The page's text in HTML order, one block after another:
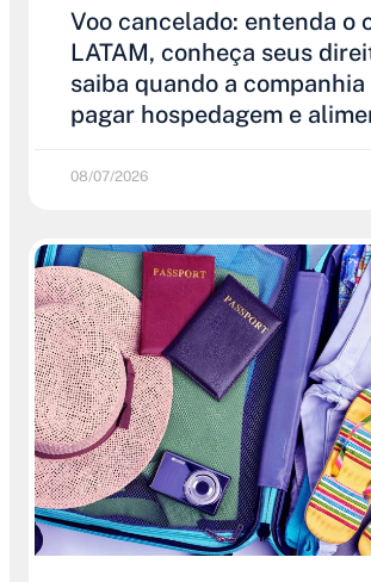
Voo cancelado: entenda o
LATAM, conheça seus
saiba quando a companhia
pagar hospedagem e
08/07/2026